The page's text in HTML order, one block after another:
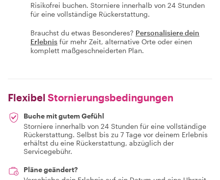
Risikofrei buchen. Storniere innerhalb von 24 Stunden
für eine vollständige Rückerstattung.
Brauchst du etwas Besonderes? Personalisiere dein
Erlebnis für mehr Zeit, alternative Orte oder einen
komplett maßgeschneiderten Plan.
Flexibel Stornierungsbedingungen
Buche mit gutem Gefühl
Storniere innerhalb von 24 Stunden für eine vollständige
Rückerstattung. Selbst bis zu 7 Tage vor deinem Erlebnis
erhältst du eine Rückerstattung, abzüglich der
Servicegebühr.
Pläne geändert?